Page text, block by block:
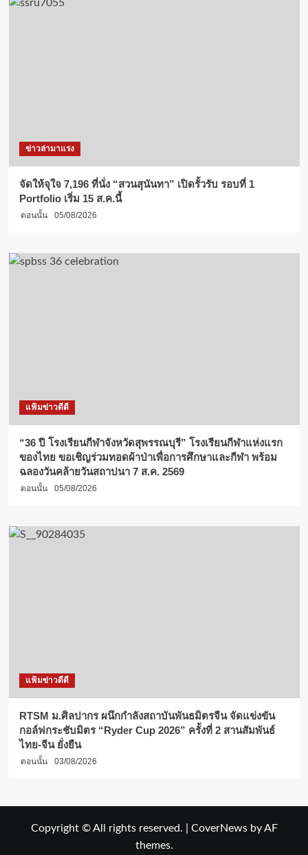
ข่าวล่ามาแรง
จัดให้จุใจ 7,196 ที่นั่ง “สวนสุนันทา” เปิดรั้วรับ รอบที่ 1
Portfolio เริ่ม 15 ส.ค.นี้
ตอนนั้น 05/08/2026
แฟ้มข่าวดีดี
“36 ปี โรงเรียนกีฬาจังหวัดสุพรรณบุรี” โรงเรียนกีฬาแห่งแรก
ของไทย ขอเชิญร่วมทอดผ้าป่าเพื่อการศึกษาและกีฬา พร้อม
ฉลองวันคล้ายวันสถาปนา 7 ส.ค. 2569
ตอนนั้น 05/08/2026
แฟ้มข่าวดีดี
RTSM ม.ศิลปากร ผนึกกำลังสถาบันพันธมิตรจีน จัดแข่งขัน
กอล์ฟกระชับมิตร “Ryder Cup 2026” ครั้งที่ 2 สานสัมพันธ์
ไทย-จีน ยั่งยืน
ตอนนั้น 03/08/2026
Copyright © All rights reserved. CoverNewsby AF
themes.